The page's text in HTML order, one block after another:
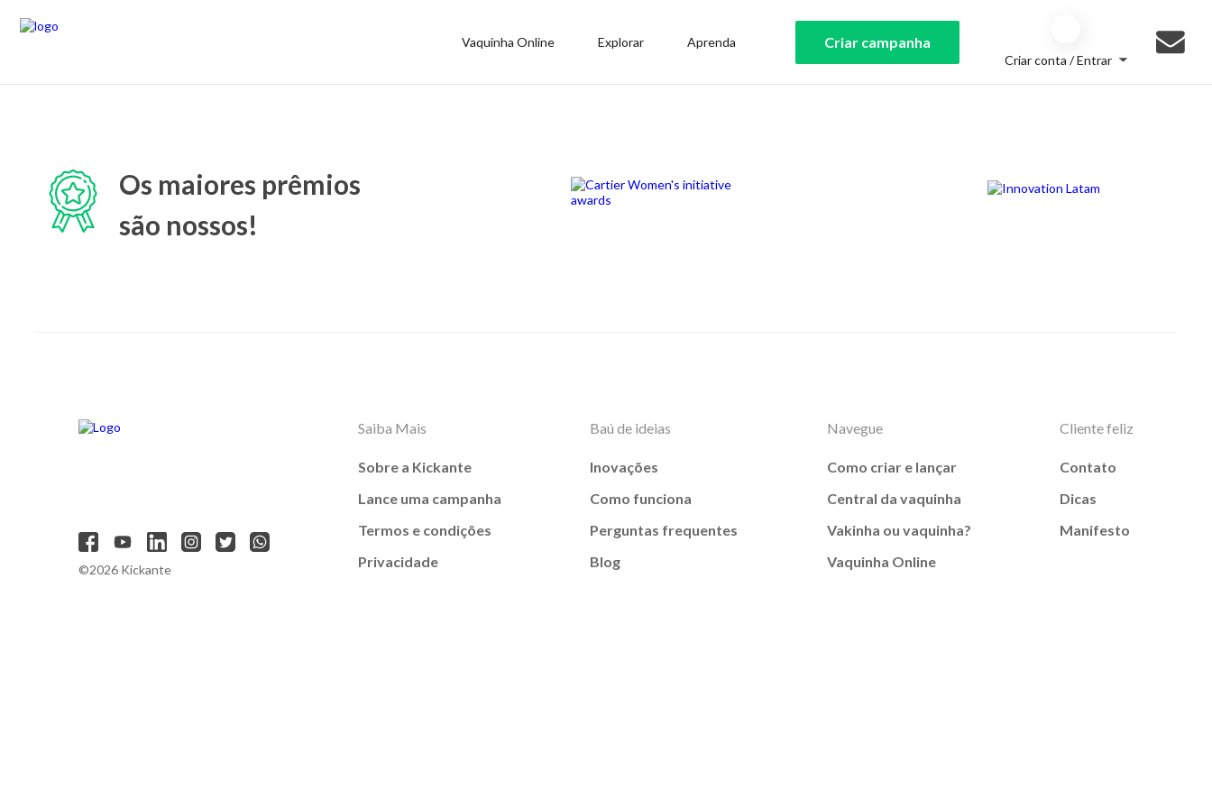
Vaquinha Online Explorar Aprenda Criar campanha
Criar conta / Entrar
Os maiores prêmios
são nossos!
©2026 Kickante
Saiba Mais
Sobre a Kickante
Lance uma campanha
Termos e condições
Privacidade
Baú de ideias
Inovações
Como funciona
Perguntas frequentes
Blog
Navegue
Como criar e lançar
Central da vaquinha
Vakinha ou vaquinha?
Vaquinha Online
Cliente feliz
Contato
Dicas
Manifesto